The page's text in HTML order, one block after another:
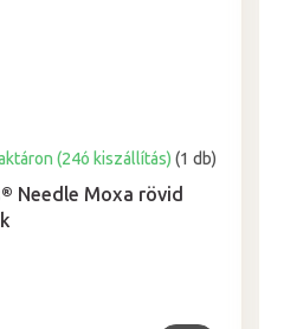
Needle Moxa rövid
(24ó kiszállítás) (1 db)